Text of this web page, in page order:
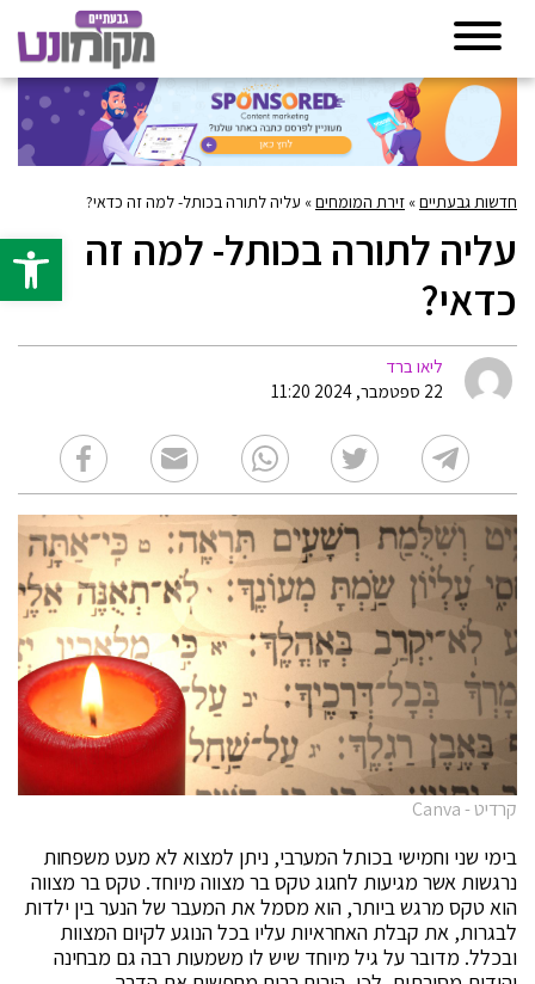
פתח
חדשות גבעתיים» זירת המומחים» עליה לתורה בכותל- למה זה כדאי?
עליה לתורה בכותל- למה זה
כדאי?
ליאו ברד
22 ספטמבר, 2024 11:20
קרדיט - Canva
בימי שני וחמישי בכותל המערבי, ניתן למצוא לא מעט משפחות
נרגשות אשר מגיעות לחגוג טקס בר מצווה מיוחד. טקס בר מצווה
הוא טקס מרגש ביותר, הוא מסמל את המעבר של הנער בין ילדות
לבגרות, את קבלת האחראיות עליו בכל הנוגע לקיום המצוות
ובכלל. מדובר על גיל מיוחד שיש לו משמעות רבה גם מבחינה